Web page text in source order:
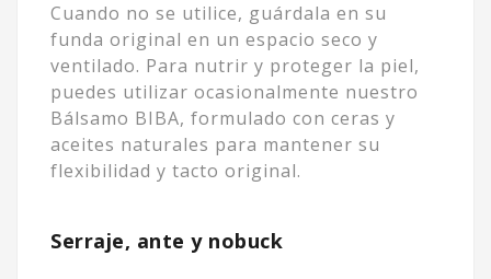
Cuando no se utilice, guárdala en su
funda original en un espacio seco y
ventilado. Para nutrir y proteger la piel,
puedes utilizar ocasionalmente nuestro
Bálsamo BIBA, formulado con ceras y
aceites naturales para mantener su
flexibilidad y tacto original.
Serraje, ante y nobuck